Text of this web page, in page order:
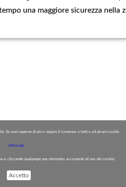
Se vuoi saperne di più o negare il consenso a tutti o ad alcuni cookie
clicca qui.
o cliccando qualunque suo elemento acconsenti all uso dei cookie.
Accetto
una maggiore sicurezza nella